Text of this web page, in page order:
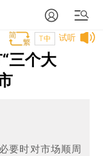
试听
T中
三个大
要时对市场顺周